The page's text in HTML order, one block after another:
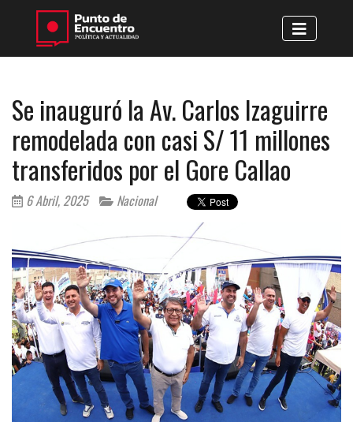
Se inauguró la Av. Carlos Izaguirre
remodelada con casi S/ 11 millones
transferidos por el Gore Callao
6 Abril, 2025 Nacional